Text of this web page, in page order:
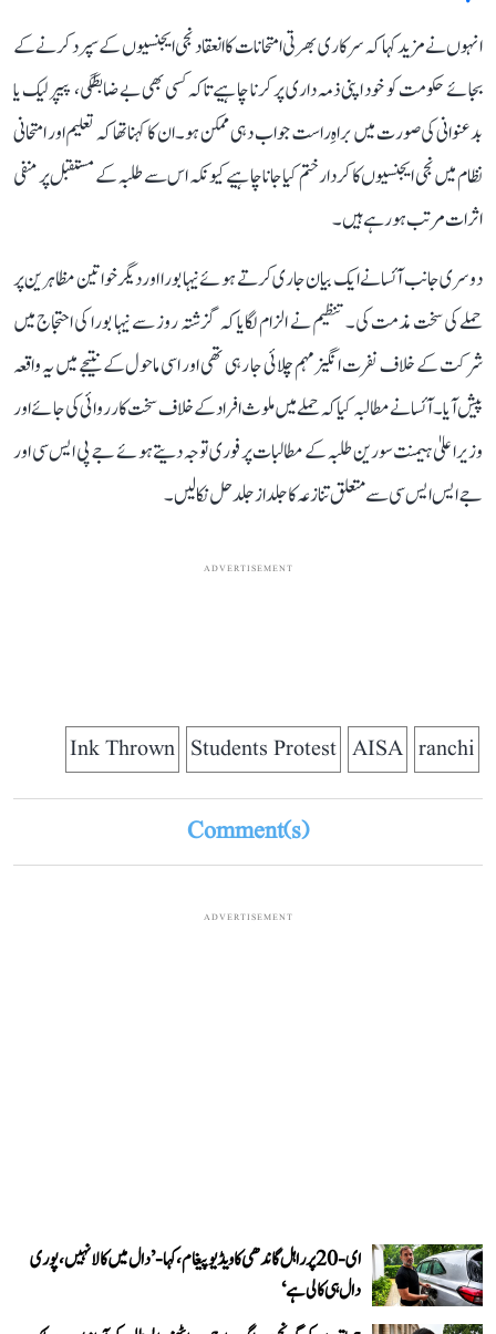
انہوں نے مزید کہا کہ سرکاری بھرتی امتحانات کا انعقاد نجی ایجنسیوں کے سپرد کرنے کے
بجائے حکومت کو خود اپنی ذمہ داری پر کرنا چاہیے تاکہ کسی بھی بے ضابطگی، پیپر لیک یا
بدعنوانی کی صورت میں براہِ راست جواب دہی ممکن ہو۔ ان کا کہنا تھا کہ تعلیم اور امتحانی
نظام میں نجی ایجنسیوں کا کردار ختم کیا جانا چاہیے کیونکہ اس سے طلبہ کے مستقبل پر منفی
اثرات مرتب ہو رہے ہیں۔
دوسری جانب آئسا نے ایک بیان جاری کرتے ہوئے نیہا بورا اور دیگر خواتین مظاہرین پر
حملے کی سخت مذمت کی۔ تنظیم نے الزام لگایا کہ گزشتہ روز سے نیہا بورا کی احتجاج میں
شرکت کے خلاف نفرت انگیز مہم چلائی جا رہی تھی اور اسی ماحول کے نتیجے میں یہ واقعہ
پیش آیا۔ آئسا نے مطالبہ کیا کہ حملے میں ملوث افراد کے خلاف سخت کارروائی کی جائے اور
وزیر اعلیٰ ہیمنت سورین طلبہ کے مطالبات پر فوری توجہ دیتے ہوئے جے پی ایس سی اور
جے ایس ایس سی سے متعلق تنازعہ کا جلد از جلد حل نکالیں۔
ADVERTISEMENT
ranchi
AISA
Students Protest
Ink Thrown
Comment(s)
ADVERTISEMENT
ای-20 پر راہل گاندھی کا ویڈیو پیغام، کہا- ’دال میں کالا نہیں، پوری
دال ہی کالی ہے‘